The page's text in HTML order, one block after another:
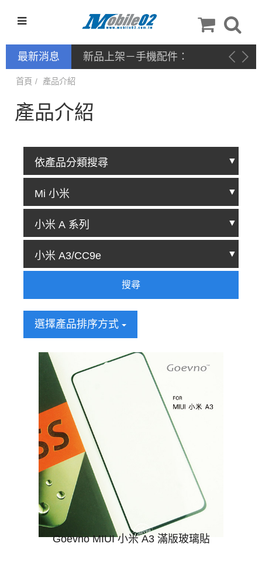
最新消息 停產通告
首頁 產品介紹
產品介紹
搜尋
選擇產品排序方式
Goevno MIUI 小米 A3 滿版玻璃貼